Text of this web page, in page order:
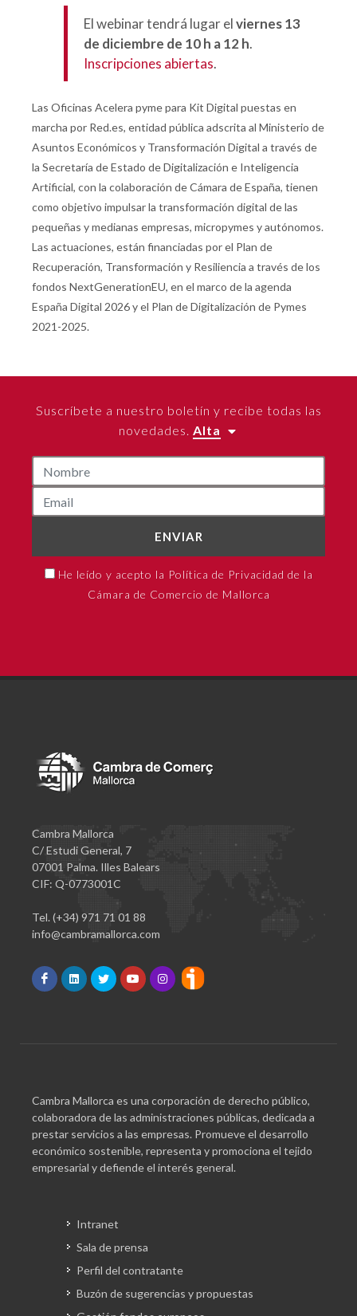
El webinar tendrá lugar elviernes 13
de diciembre de 10 h a 12 h.
Inscripciones abiertas.
Las Oficinas Acelera pyme para Kit Digital puestas en
marcha por Red.es, entidad pública adscrita al Ministerio de
Asuntos Económicos y Transformación Digital a través de
la Secretaría de Estado de Digitalización e Inteligencia
Artificial, con la colaboración de Cámara de España, tienen
como objetivo impulsar la transformación digital de las
pequeñas y medianas empresas, micropymes y autónomos.
Las actuaciones, están financiadas por el Plan de
Recuperación, Transformación y Resiliencia a través de los
fondos NextGenerationEU, en el marco de la agenda
España Digital 2026 y el Plan de Digitalización de Pymes
2021-2025.
Suscríbete a nuestro boletín y recibe todas las
novedades. Alta
ENVIAR
He leído y acepto la Política de Privacidad de la
Cámara de Comercio de Mallorca
Cambra Mallorca
C/ Estudi General, 7
07001 Palma. Illes Balears
CIF: Q-0773001C
Tel. (+34) 971 71 01 88
info@cambramallorca.com
Cambra Mallorca es una corporación de derecho público,
colaboradora de las administraciones públicas, dedicada a
prestar servicios a las empresas. Promueve el desarrollo
económico sostenible, representa y promociona el tejido
empresarial y defiende el interés general.
Intranet
Sala de prensa
Perfil del contratante
Buzón de sugerencias y propuestas